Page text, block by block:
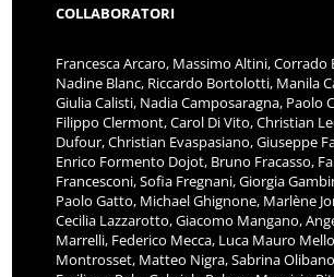
COLLABORATORI
Francesca Arcaro, Massimo Altini, Corrado
Nadine Blanc, Riccardo Bortolotti, Manila
Giulia Calisti, Nadia Camposaragna, Paolo
Filippo Clermont, Carol Di Vito, Christian
Dufour, Christian Evaspasiano, Giuseppe
Enrico Formento Dojot, Bruno Fracasso,
Francesconi, Sofia Fregnani, Giorgia
Paolo Gatto, Michael Ghignone, Marlène
Cecilia Lazzarotto, Giacomo Mangano,
Marrelli, Federico Mecca, Luca Mauro
Montrosset, Matteo Nigra, Sabrina